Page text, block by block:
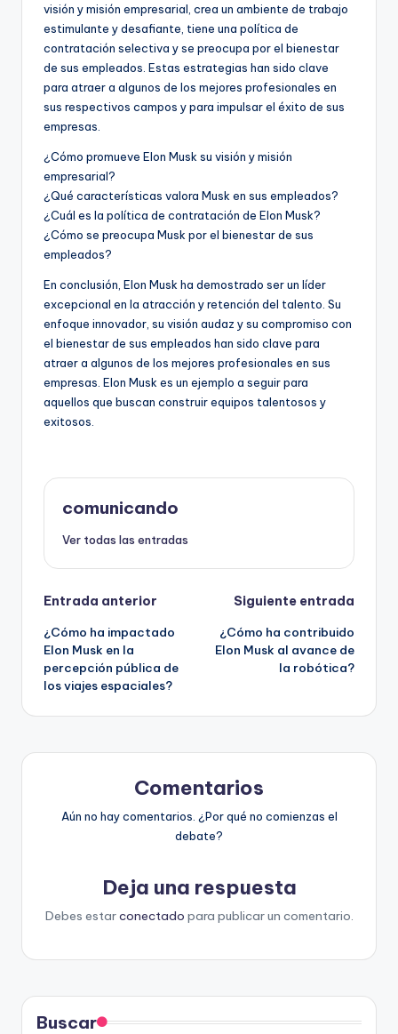
visión y misión empresarial, crea un ambiente de trabajo
estimulante y desafiante, tiene una política de
contratación selectiva y se preocupa por el bienestar
de sus empleados. Estas estrategias han sido clave
para atraer a algunos de los mejores profesionales en
sus respectivos campos y para impulsar el éxito de sus
empresas.
¿Cómo promueve Elon Musk su visión y misión
empresarial?
¿Qué características valora Musk en sus empleados?
¿Cuál es la política de contratación de Elon Musk?
¿Cómo se preocupa Musk por el bienestar de sus
empleados?
En conclusión, Elon Musk ha demostrado ser un líder
excepcional en la atracción y retención del talento. Su
enfoque innovador, su visión audaz y su compromiso con
el bienestar de sus empleados han sido clave para
atraer a algunos de los mejores profesionales en sus
empresas. Elon Musk es un ejemplo a seguir para
aquellos que buscan construir equipos talentosos y
exitosos.
comunicando
Ver todas las entradas
Navegación
de
entradas
Entrada anterior
¿Cómo ha impactado
Elon Musk en la
percepción pública de
los viajes espaciales?
Siguiente entrada
¿Cómo ha contribuido
Elon Musk al avance de
la robótica?
Comentarios
Aún no hay comentarios. ¿Por qué no comienzas el
debate?
Deja una respuesta
Debes estarconectado para publicar un comentario.
Buscar